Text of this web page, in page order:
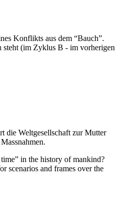
Konflikts aus dem “Bauch”.
steht (im Zyklus B - im vorherigen
die Weltgesellschaft zur Mutter
in the history of mankind?
scenarios and frames over the